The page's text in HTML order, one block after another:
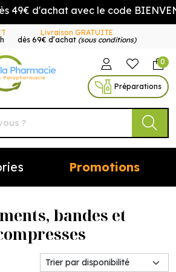
d'achat avec le code BIENVENUE5
Livraison GRATUITE
dès 69€ d’achat (sous conditions)
Autour de la Pharmacie
0
Préparations
Promotions
bandes et